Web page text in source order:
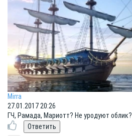
Mirra
27.01.2017 20:26
ГЧ, Рамада, Мариотт? Не уродуют облик?